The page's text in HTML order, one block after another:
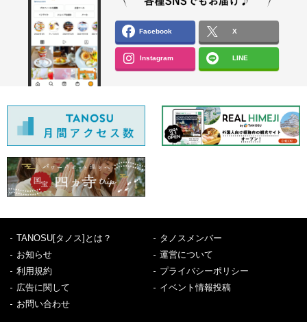
Facebook X
Instagram LINE
TANOSU[タノス]とは？
タノスメンバー
お知らせ
運営について
利用規約
プライバシーポリシー
広告に関して
イベント情報投稿
お問い合わせ